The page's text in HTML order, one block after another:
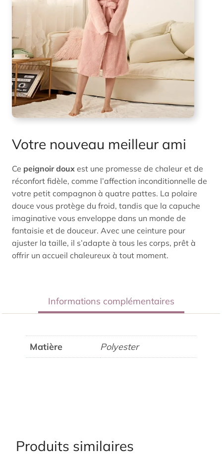
Votre nouveau meilleur ami
Ce peignoir doux est une promesse de chaleur et de
réconfort fidèle, comme l’affection inconditionnelle de
votre petit compagnon à quatre pattes. La polaire
douce vous protège du froid, tandis que la capuche
imaginative vous enveloppe dans un monde de
fantaisie et de douceur. Avec une ceinture pour
ajuster la taille, il s’adapte à tous les corps, prêt à
offrir un accueil chaleureux à tout moment.
Informations complémentaires
Matière Polyester
Produits similaires